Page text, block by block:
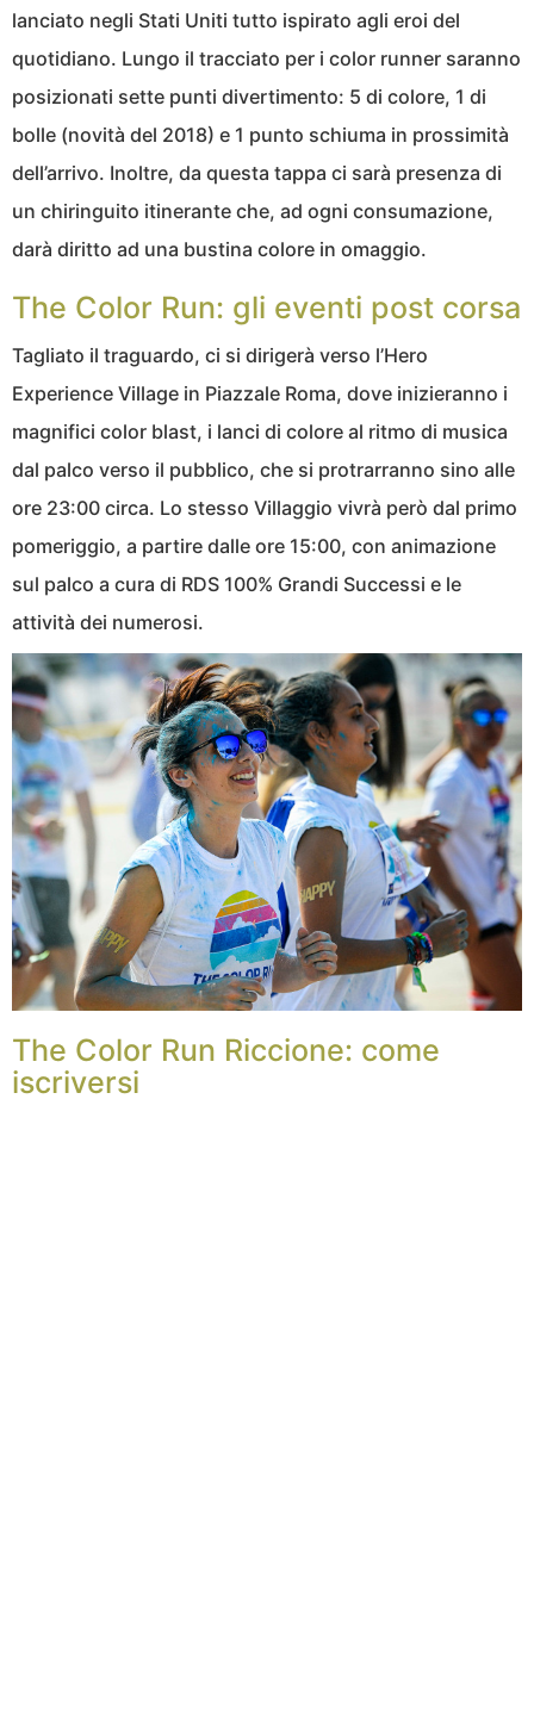
lanciato negli Stati Uniti tutto ispirato agli eroi del
quotidiano. Lungo il tracciato per i color runner saranno
posizionati sette punti divertimento: 5 di colore, 1 di
bolle (novità del 2018) e 1 punto schiuma in prossimità
dell’arrivo. Inoltre, da questa tappa ci sarà presenza di
un chiringuito itinerante che, ad ogni consumazione,
darà diritto ad una bustina colore in omaggio.
The Color Run: gli eventi post corsa
Tagliato il traguardo, ci si dirigerà verso l’Hero
Experience Village in Piazzale Roma, dove inizieranno i
magnifici color blast, i lanci di colore al ritmo di musica
dal palco verso il pubblico, che si protrarranno sino alle
ore 23:00 circa. Lo stesso Villaggio vivrà però dal primo
pomeriggio, a partire dalle ore 15:00, con animazione
sul palco a cura di RDS 100% Grandi Successi e le
attività dei numerosi.
The Color Run Riccione: come
iscriversi